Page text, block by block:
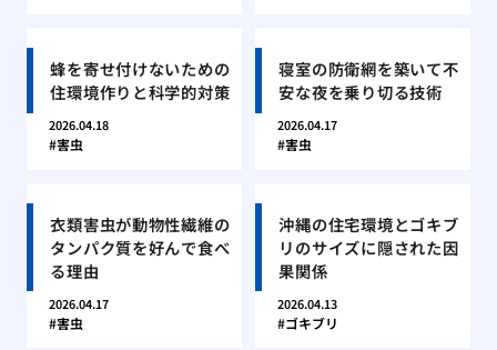
蜂を寄せ付けないための
住環境作りと科学的対策
2026.04.18
害虫
寝室の防衛網を築いて不
安な夜を乗り切る技術
2026.04.17
害虫
衣類害虫が動物性繊維の
タンパク質を好んで食べ
る理由
2026.04.17
害虫
沖縄の住宅環境とゴキブ
リのサイズに隠された因
果関係
2026.04.13
ゴキブリ